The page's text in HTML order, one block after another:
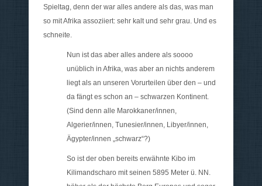
Spieltag, denn der war alles andere als das, was man
so mit Afrika assoziiert: sehr kalt und sehr grau. Und es
schneite.
Nun ist das aber alles andere als soooo
unüblich in Afrika, was aber an nichts anderem
liegt als an unseren Vorurteilen über den – und
da fängt es schon an – schwarzen Kontinent.
(Sind denn alle Marokkaner/innen,
Algerier/innen, Tunesier/innen, Libyer/innen,
Ägypter/innen „schwarz“?)
So ist der oben bereits erwähnte Kibo im
Kilimandscharo mit seinen 5895 Meter ü. NN.